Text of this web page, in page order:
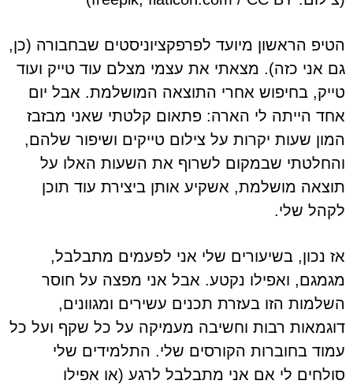
הטיפ הראשון מיועד לפרפקציוניסטים שבחבורה (כן,
גם אני כזה). מצאתי את עצמי מצלם עוד טייק ועוד
טייק, בחיפוש אחרי התוצאה המושלמת. אבל יום
אחד הייתה לי הארה: פתאום קלטתי שאני מבזבז
המון שעות יקרות על צילום טייקים ושיפור שלהם,
והחלטתי שבמקום לשרוף את השעות האלו על
תוצאה מושלמת, אשקיע אותן ביצירת עוד תוכן
לקהל שלי.
אז נכון, בשיעורים שלי אני לפעמים מתבלבל,
מגמגם, ואפילו נקטע. אבל אני מפצה על חוסר
השלמות הזו בעזרת תכנים עשירים ומגוונים,
דוגמאות רבות וחשיבה מעמיקה על כל שקף ועל כל
עמוד בחוברות הקורסים שלי. התלמידים שלי
סולחים לי אם אני מתבלבל לרגע (או אפילו